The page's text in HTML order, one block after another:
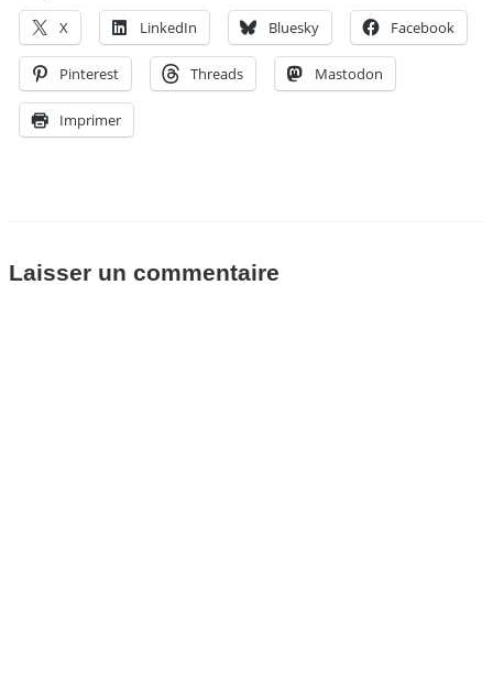
X LinkedIn Bluesky Facebook
Pinterest Threads Mastodon
Imprimer
Laisser un commentaire